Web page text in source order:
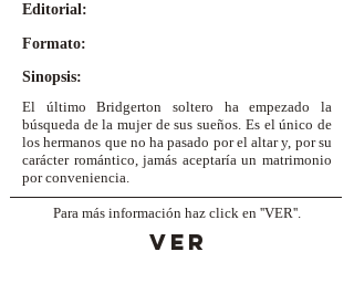
Editorial:
Formato:
Sinopsis:
El último Bridgerton soltero ha empezado la
búsqueda de la mujer de sus sueños. Es el único de
los hermanos que no ha pasado por el altar y, por su
carácter romántico, jamás aceptaría un matrimonio
por conveniencia.
Para más información haz click en ''VER''.
VER